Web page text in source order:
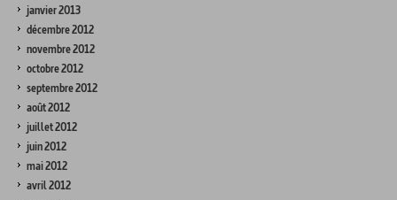
janvier 2013
décembre 2012
novembre 2012
octobre 2012
septembre 2012
août 2012
juillet 2012
juin 2012
mai 2012
avril 2012